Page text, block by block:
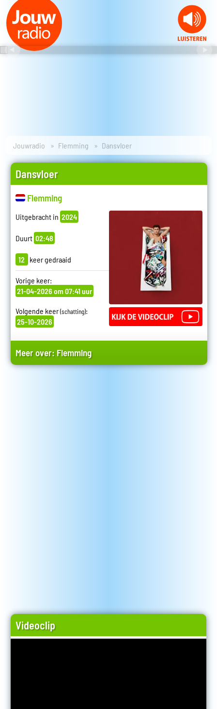
Jouwradio Flemming Dansvloer
Dansvloer
Flemming
Uitgebracht in 2024
Duurt 02:48
12 keer gedraaid
Vorige keer:
21-04-2026 om 07:41 uur
Volgende keer(schatting):
25-10-2026
Meer over: Flemming
Videoclip